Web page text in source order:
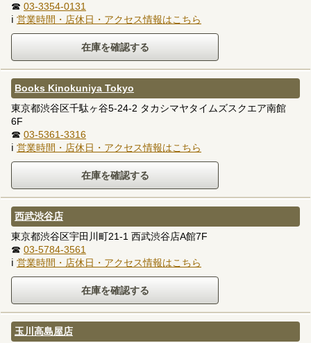
☎ 03-3354-0131
ℹ 営業時間・店休日・アクセス情報はこちら
Books Kinokuniya Tokyo
東京都渋谷区千駄ヶ谷5-24-2 タカシマヤタイムズスクエア南館
6F
☎ 03-5361-3316
ℹ 営業時間・店休日・アクセス情報はこちら
西武渋谷店
東京都渋谷区宇田川町21-1 西武渋谷店A館7F
☎ 03-5784-3561
ℹ 営業時間・店休日・アクセス情報はこちら
玉川高島屋店